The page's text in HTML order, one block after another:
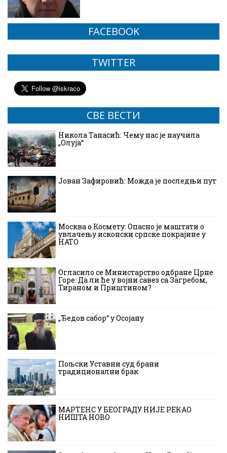
FACEBOOK
TWITTER
СВЕ ВЕСТИ
Никола Танасић: Чему нас је научила
„Олуја“
Јован Зафировић: Можда је последњи пут
Москва о Космету: Опасно је маштати о
увлачењу исконски српске покрајине у
НАТО
Огласило се Министарство одбране Црне
Горе: Да ли ће у војни савез са Загребом,
Тираном и Приштином?
„Ђедов сабор“ у Осојану
Пољски Уставни суд брани
традиционални брак
МАРТЕНС У БЕОГРАДУ НИЈЕ РЕКАО
НИШТА НОВО